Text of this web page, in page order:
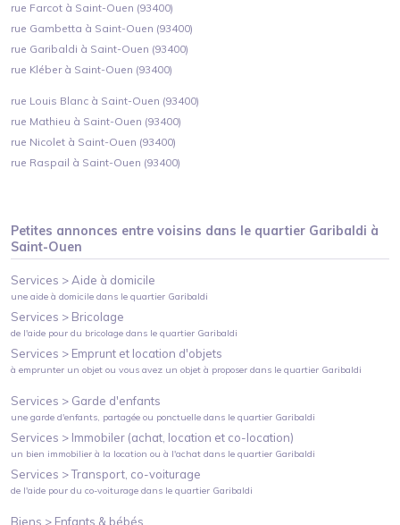
rue Farcot à Saint-Ouen (93400)
rue Gambetta à Saint-Ouen (93400)
rue Garibaldi à Saint-Ouen (93400)
rue Kléber à Saint-Ouen (93400)
rue Louis Blanc à Saint-Ouen (93400)
rue Mathieu à Saint-Ouen (93400)
rue Nicolet à Saint-Ouen (93400)
rue Raspail à Saint-Ouen (93400)
Petites annonces entre voisins dans le quartier Garibaldi à
Saint-Ouen
Services >Aide à domicile
une aide à domicile dans le quartier Garibaldi
Services > Bricolage
de l'aide pour du bricolage dans le quartier Garibaldi
Services > Emprunt et location d'objets
à emprunter un objet ou vous avez un objet à proposer dans le quartier Garibaldi
Services > Garde d'enfants
une garde d'enfants, partagée ou ponctuelle dans le quartier Garibaldi
Services > Immobiler (achat, location et co-location)
un bien immobilier à la location ou à l'achat dans le quartier Garibaldi
Services >Transport, co-voiturage
de l'aide pour du co-voiturage dans le quartier Garibaldi
Biens > Enfants & bébés